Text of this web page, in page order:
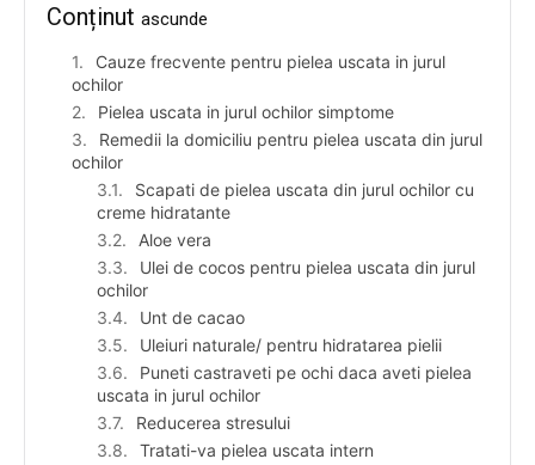
Conținut ascunde
Cauze frecvente pentru pielea uscata in jurul
ochilor
Pielea uscata in jurul ochilor simptome
Remedii la domiciliu pentru pielea uscata din jurul
ochilor
Scapati de pielea uscata din jurul ochilor cu
creme hidratante
Aloe vera
Ulei de cocos pentru pielea uscata din jurul
ochilor
Unt de cacao
Uleiuri naturale/ pentru hidratarea pielii
Puneti castraveti pe ochi daca aveti pielea
uscata in jurul ochilor
Reducerea stresului
Tratati-va pielea uscata intern